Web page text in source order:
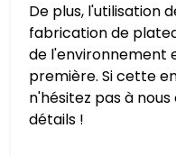
De plus, l'utilisation
fabrication de
de l'environnement
première. Si cette
n'hésitez pas à
détails !